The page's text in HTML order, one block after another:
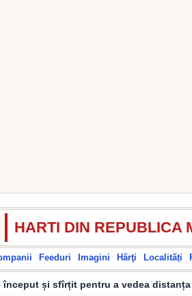
HARTI DIN REPUBLICA
Feeduri Imagini Hărţi Localități
început și sfîrțit pentru a vedea